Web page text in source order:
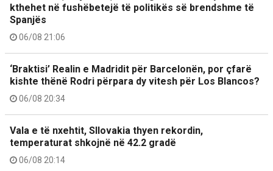
kthehet në fushëbetejë të politikës së brendshme të
Spanjës
06/08 21:06
‘Braktisi’ Realin e Madridit për Barcelonën, por çfarë
kishte thënë Rodri përpara dy vitesh për Los Blancos?
06/08 20:34
Vala e të nxehtit, Sllovakia thyen rekordin,
temperaturat shkojnë në 42.2 gradë
06/08 20:14